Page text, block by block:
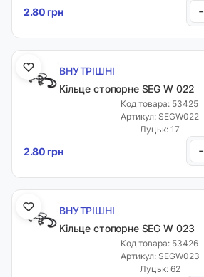
2.80 грн -
ВНУТРІШНІ
Кільце стопорне SEG W 022
Код товара: 53425
Артикул: SEGW022
Луцьк: 17
2.80 грн -
ВНУТРІШНІ
Кільце стопорне SEG W 023
Код товара: 53426
Артикул: SEGW023
Луцьк: 62